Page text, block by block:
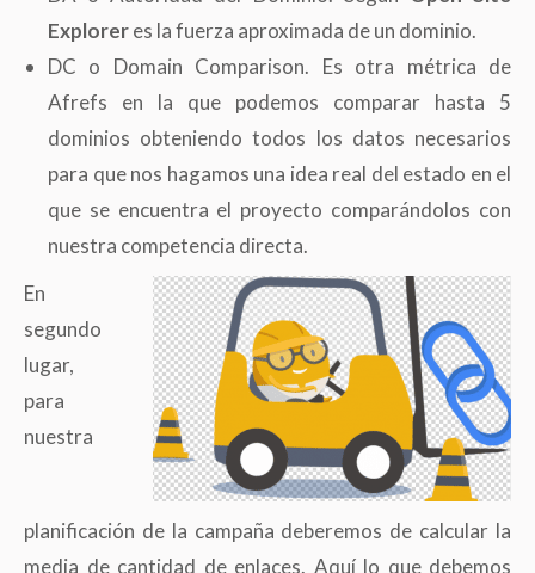
Exploreres la fuerza aproximada de un dominio.
DC o Domain Comparison. Es otra métrica de
Afrefs en la que podemos comparar hasta 5
dominios obteniendo todos los datos necesarios
para que nos hagamos una idea real del estado en el
que se encuentra el proyecto comparándolos con
nuestra competencia directa.
En
segundo
lugar,
para
nuestra
planificación de la campaña deberemos de calcular la
media de cantidad de enlaces. Aquí lo que debemos